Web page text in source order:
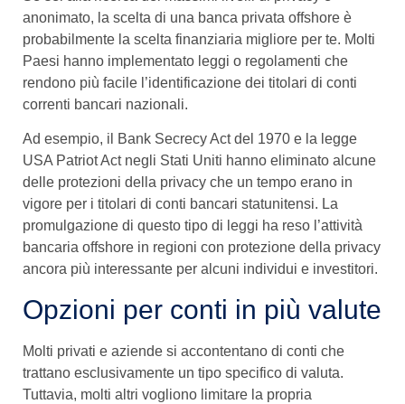
anonimato, la scelta di una banca privata offshore è
probabilmente la scelta finanziaria migliore per te. Molti
Paesi hanno implementato leggi o regolamenti che
rendono più facile l’identificazione dei titolari di conti
correnti bancari nazionali.
Ad esempio, il Bank Secrecy Act del 1970 e la legge
USA Patriot Act negli Stati Uniti hanno eliminato alcune
delle protezioni della privacy che un tempo erano in
vigore per i titolari di conti bancari statunitensi. La
promulgazione di questo tipo di leggi ha reso l’attività
bancaria offshore in regioni con protezione della privacy
ancora più interessante per alcuni individui e investitori.
Opzioni per conti in più valute
Molti privati e aziende si accontentano di conti che
trattano esclusivamente un tipo specifico di valuta.
Tuttavia, molti altri vogliono limitare la propria